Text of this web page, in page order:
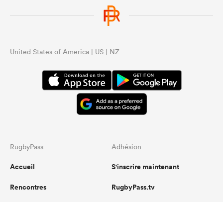
United States of America | US | NZ
RugbyPass
Accueil
Rencontres
Adhésion
S'inscrire maintenant
RugbyPass.tv